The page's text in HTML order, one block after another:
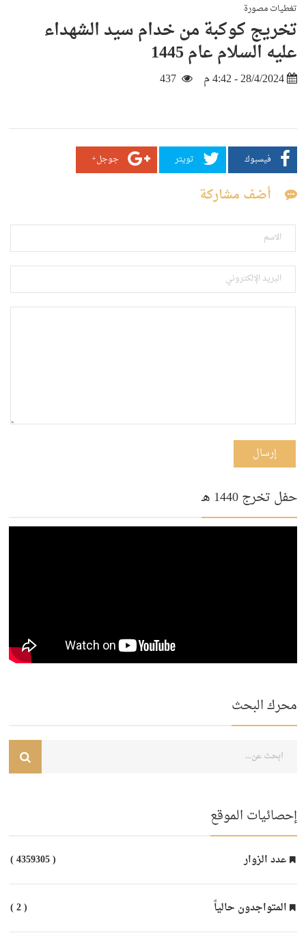
تغطيات مصورة
تخريج كوكبة من خدام سيد الشهداء
عليه السلام عام 1445
28/4/2024 - 4:42 م 437
فيسبوك تويتر جوجل+
أضف مشاركة
إرسال
حفل تخرج 1440 هـ
محرك البحث
إحصائيات الموقع
عدد الزوار ( 4359305 )
المتواجدون حالياً ( 2 )